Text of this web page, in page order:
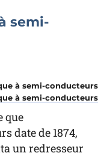
semi-
à semi-conducteurs
que
date de 1874,
un redresseur